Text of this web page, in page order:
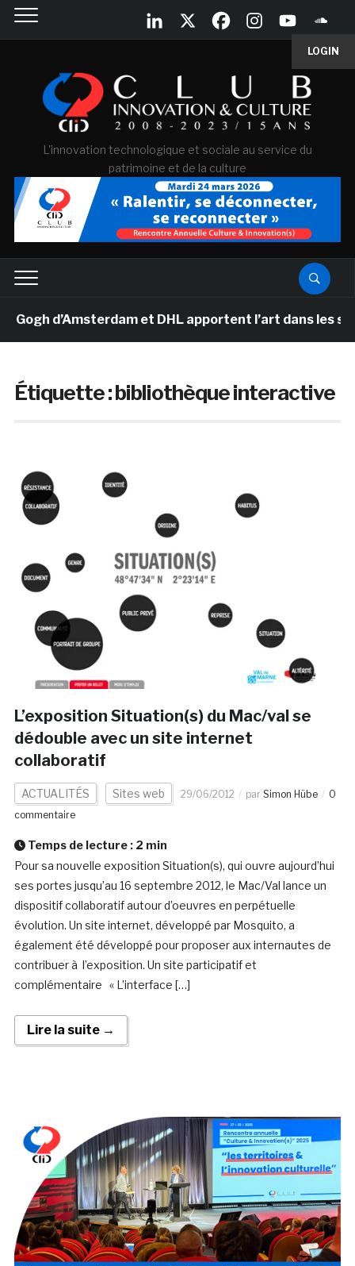
LOGIN
L'innovation technologique et sociale au service du
patrimoine et de la culture
d’Amsterdam et DHL apportent l’art dans les
Étiquette :bibliothèque interactive
L’exposition Situation(s) du Mac/val se
dédouble avec un site internet
collaboratif
ACTUALITÉS Sites web 29/06/2012 par Simon Hübe
0
commentaire
Temps de lecture : 2 min
Pour sa nouvelle exposition Situation(s), qui ouvre aujourd’hui
ses portes jusqu’au 16 septembre 2012, le Mac/Val lance un
dispositif collaboratif autour d’oeuvres en perpétuelle
évolution. Un site internet, développé par Mosquito, a
également été développé pour proposer aux internautes de
contribuer à l’exposition. Un site participatif et
complémentaire « L’interface […]
Lire la suite →